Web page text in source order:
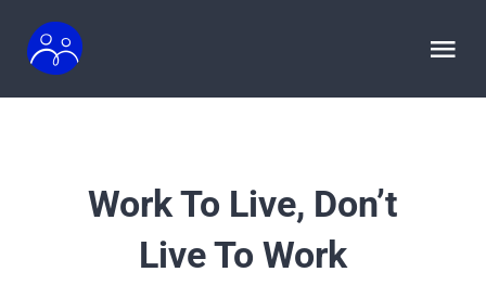
Inhalt
springen
TERMINE
Produktionen
Work To Live, Don’t
Live To Work